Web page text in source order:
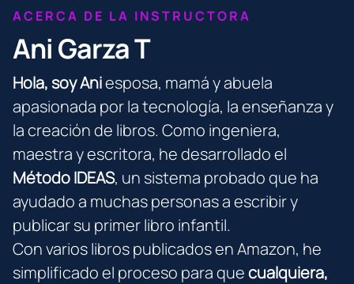
ACERCA DE LA INSTRUCTORA
Ani Garza T
Hola, soy Aniesposa, mamá y abuela
apasionada por la tecnología, la enseñanza y
la creación de libros. Como ingeniera,
maestra y escritora, he desarrollado el
Método IDEAS, un sistema probado que ha
ayudado a muchas personas a escribir y
publicar su primer libro infantil.
Con varios libros publicados en Amazon, he
simplificado el proceso para quecualquiera,